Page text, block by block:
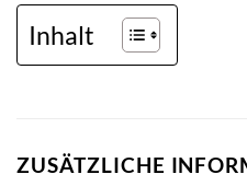
Inhalt
ZUSÄTZLICHE